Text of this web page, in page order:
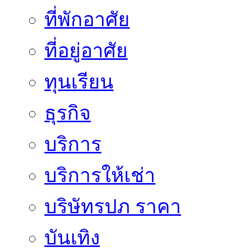
ที่พักอาศัย
ที่อยู่อาศัย
ทุนเรียน
ธุรกิจ
บริการ
บริการให้เช่า
บริษัทรปภ ราคา
บันเทิง